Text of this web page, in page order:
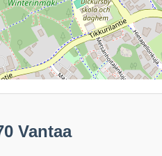
Vantaa